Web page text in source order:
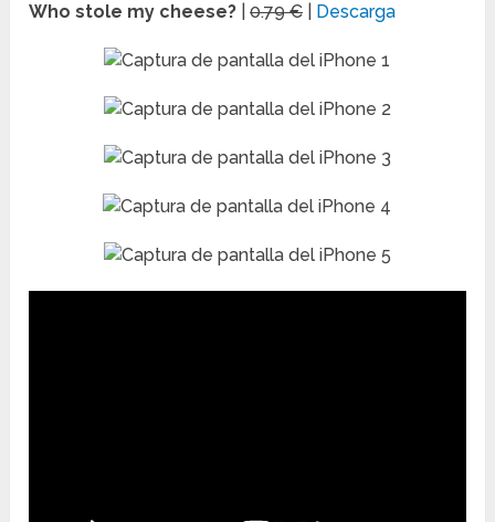
Who stole my cheese? |0.79 € Descarga